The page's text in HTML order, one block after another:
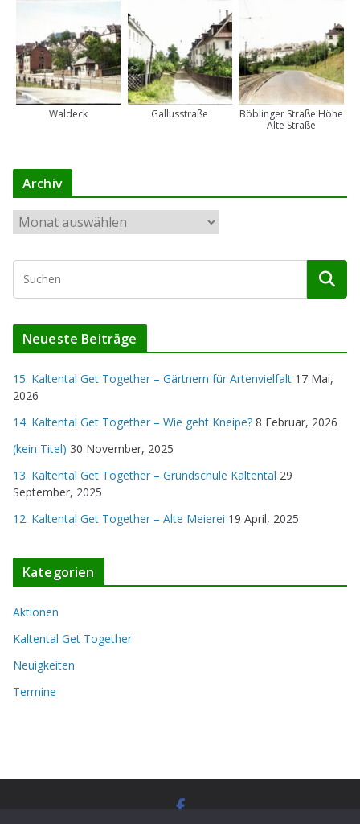
Waldeck Gallusstraße
Böblinger Straße Höhe
Alte Straße
Archiv
c
i
Neueste Beiträge
15. Kaltental Get Together – Gärtnern für Artenvielfalt 17 Mai,
2026
14. Kaltental Get Together – Wie geht Kneipe? 8 Februar, 2026
(kein Titel) 30 November, 2025
13. Kaltental Get Together – Grundschule Kaltental 29
September, 2025
12. Kaltental Get Together – Alte Meierei 19 April, 2025
Kategorien
Aktionen
Kaltental Get Together
Neuigkeiten
Termine